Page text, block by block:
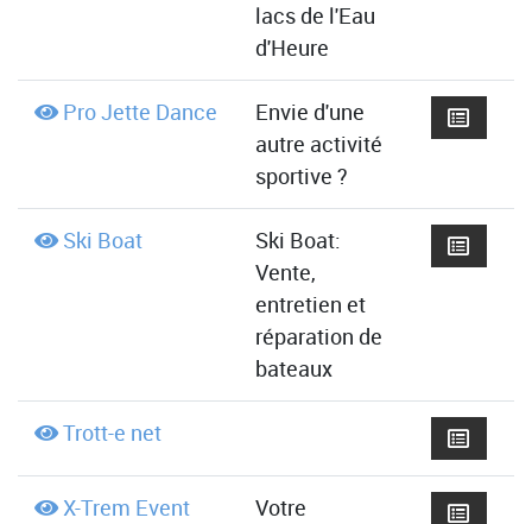
lacs de l'Eau
d'Heure
Pro Jette Dance
Envie d'une
autre activité
sportive ?
Ski Boat
Ski Boat:
Vente,
entretien et
réparation de
bateaux
Trott-e net
X-Trem Event
Votre